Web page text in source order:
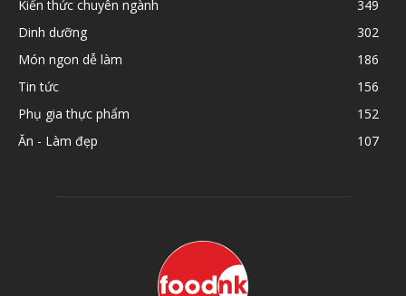
Kiến thức chuyên ngành
349
Dinh dưỡng
302
Món ngon dễ làm
186
Tin tức
156
Phụ gia thực phẩm
152
Ăn - Làm đẹp
107